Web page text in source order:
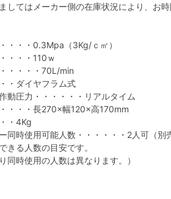
してはメーカー側の在庫状況により、お
・・・0.3Mpa（3Kg/ｃ㎡）
・・・110ｗ
・・・・70L/min
・ダイヤフラム式
動圧力・・・・・・リアルタイム
・・・長270×幅120×高170mm
・4Kg
同時使用可能人数・・・・・・2人可（
きる人数の目安です。
同時使用の人数は異なります。）